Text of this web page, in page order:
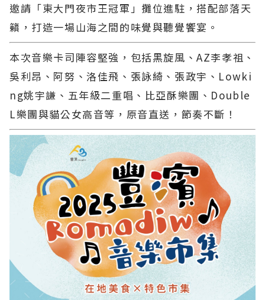
邀請「東大門夜市王冠軍」攤位進駐，搭配部落天
籟，打造一場山海之間的味覺與聽覺饗宴。
本次音樂卡司陣容堅強，包括黑旋風、AZ李孝祖、
吳利昂、阿努、洛佳飛、張詠綺、張政宇、Lowki
ng姚宇謙、五年級二重唱、比亞酥樂團、Double
L樂團與貓公女高音等，原音直送，節奏不斷！